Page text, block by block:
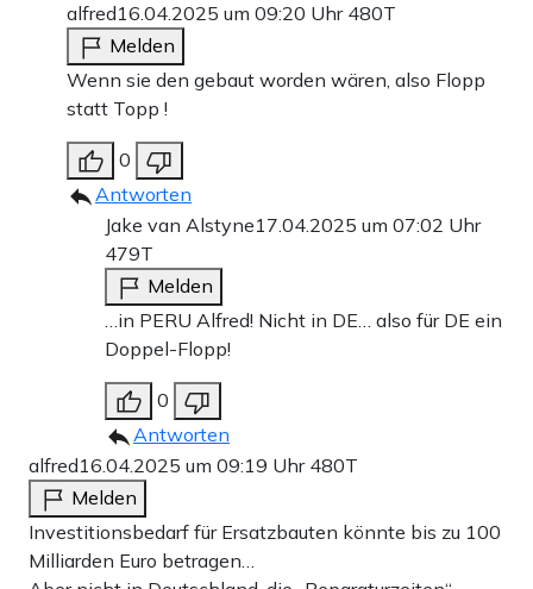
alfred16.04.2025 um 09:20 Uhr 480T
Melden
Wenn sie den gebaut worden wären, also Flopp
statt Topp !
0
Antworten
Jake van Alstyne17.04.2025 um 07:02 Uhr
479T
Melden
…in PERU Alfred! Nicht in DE… also für DE ein
Doppel-Flopp!
0
Antworten
alfred16.04.2025 um 09:19 Uhr 480T
Melden
Investitionsbedarf für Ersatzbauten könnte bis zu 100
Milliarden Euro betragen…